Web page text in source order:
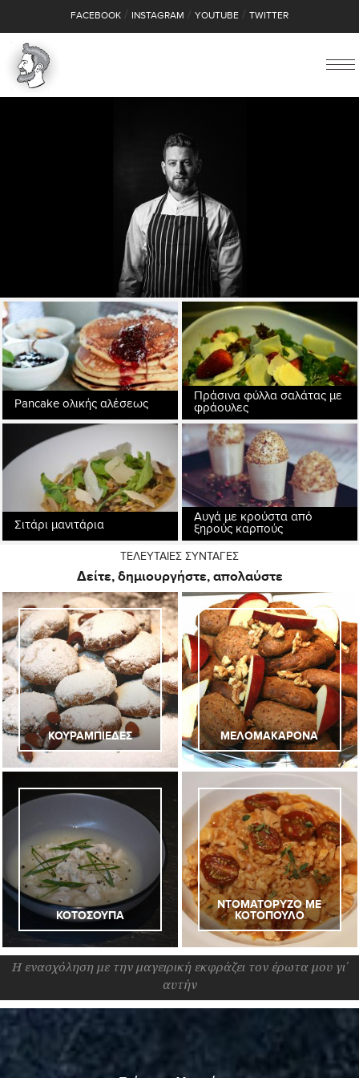
FACEBOOK / INSTAGRAM / YOUTUBE / TWITTER
Pancake ολικής αλέσεως
Πράσινα φύλλα σαλάτας με
φράουλες
Σιτάρι μανιτάρια
Αυγά με κρούστα από
ξηρούς καρπούς
ΤΕΛΕΥΤΑΙΕΣ ΣΥΝΤΑΓΕΣ
Δείτε, δημιουργήστε, απολαύστε
ΚΟΥΡΑΜΠΙΕΔΕΣ ΜΕΛΟΜΑΚΑΡΟΝΑ
ΚΟΤΟΣΟΥΠΑ
ΝΤΟΜΑΤΟΡΥΖΟ ΜΕ
ΚΟΤΟΠΟΥΛΟ